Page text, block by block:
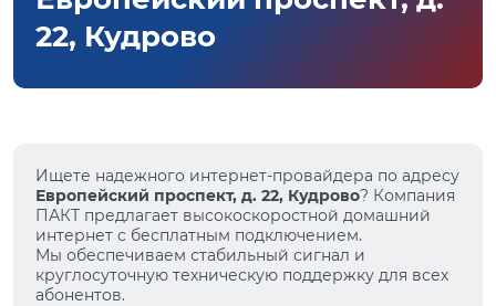
22, Кудрово
Ищете надежного интернет-провайдера по адресу
Европейский проспект, д. 22, Кудрово? Компания
ПАКТ предлагает высокоскоростной домашний
интернет с бесплатным подключением.
Мы обеспечиваем стабильный сигнал и
круглосуточную техническую поддержку для всех
абонентов.